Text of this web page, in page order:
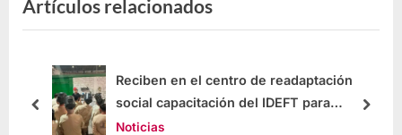
Artículos relacionados
Reciben en el centro de readaptación
social capacitación del IDEFT para
empleabilidad
Noticias